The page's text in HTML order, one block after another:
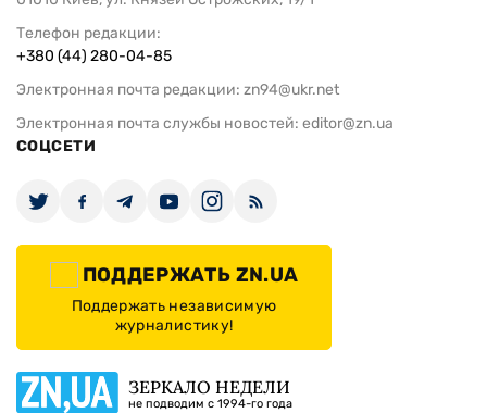
Телефон редакции:
+380 (44) 280-04-85
Электронная почта редакции: zn94@ukr.net
Электронная почта службы новостей: editor@zn.ua
СОЦСЕТИ
ПОДДЕРЖАТЬ ZN.UA
Поддержать независимую
журналистику!
ЗЕРКАЛО НЕДЕЛИ
не подводим с 1994-го года